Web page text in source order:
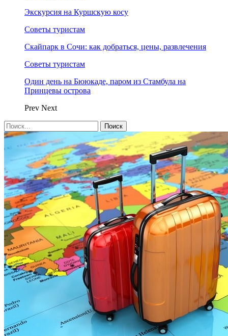
Экскурсия на Куршскую косу
Советы туристам
Скайпарк в Сочи: как добраться, цены, развлечения
Советы туристам
Один день на Бююкаде, паром из Стамбула на
Принцевы острова
Prev Next